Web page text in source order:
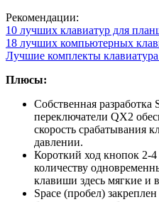
Рекомендации:
10 лучших клавиатур для
18 лучших компьютерных
Лучшие комплекты
Плюсы:
Собственная разработка
переключатели QX2
скорость срабатывания
давлении.
Короткий ход кнопок 2-
количеству
клавиши здесь мягкие и
Space (пробел)